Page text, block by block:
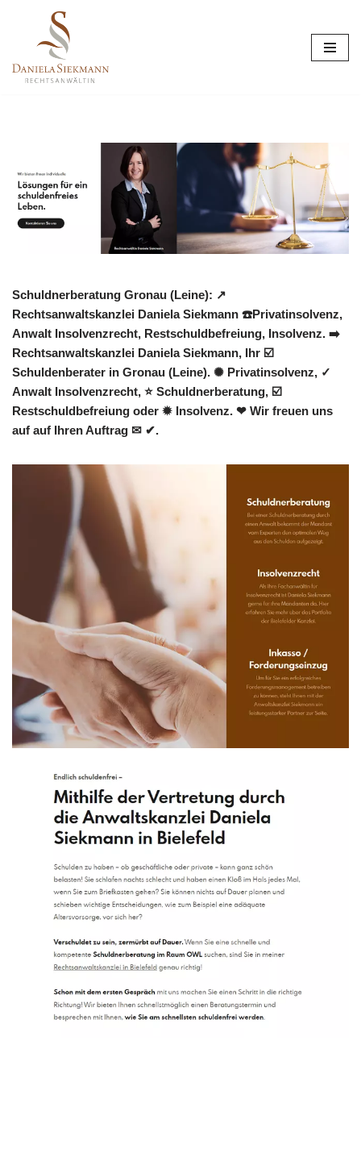
Inhalt
springen
Schuldnerberatung Gronau (Leine): ↗️
Rechtsanwaltskanzlei Daniela Siekmann ☎️Privatinsolvenz,
Anwalt Insolvenzrecht, Restschuldbefreiung, Insolvenz. ➡️
Rechtsanwaltskanzlei Daniela Siekmann, Ihr ☑️
Schuldenberater in Gronau (Leine). ✺ Privatinsolvenz, ✓
Anwalt Insolvenzrecht, ⭐ Schuldnerberatung, ☑️
Restschuldbefreiung oder ✹ Insolvenz. ❤ Wir freuen uns
auf auf Ihren Auftrag ✉ ✔.